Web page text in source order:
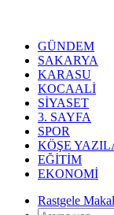
GÜNDEM
SAKARYA
KARASU
KOCAALI
SIYASET
3. SAYFA
SPOR
KÖŞE
EĞITIM
EKONOMI
Rastgele